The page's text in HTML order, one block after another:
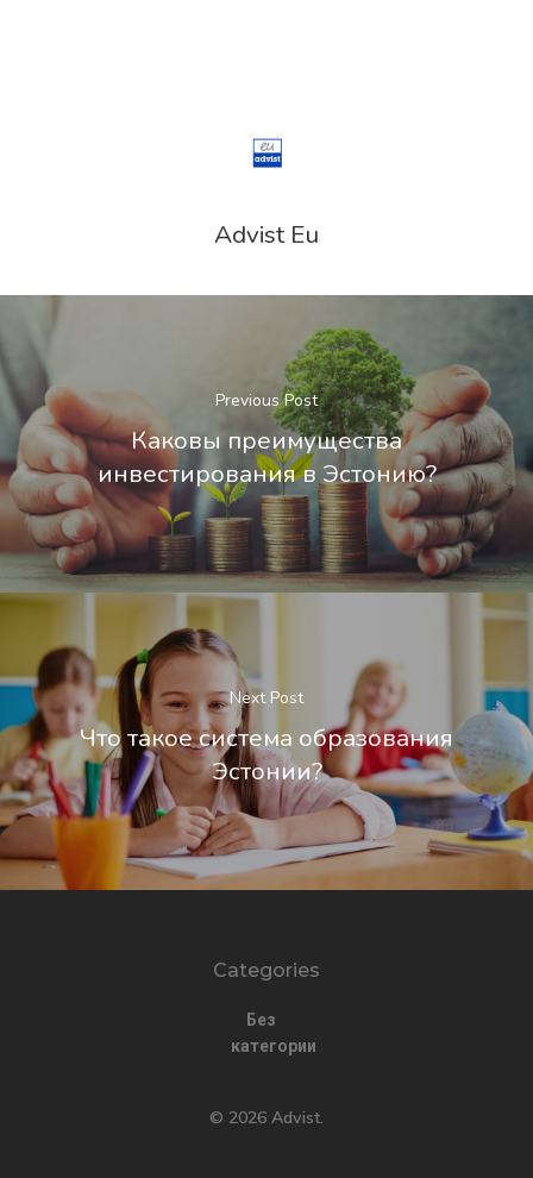
Advist Eu
Previous Post
Каковы преимущества
инвестирования в Эстонию?
Next Post
Что такое система образования
Эстонии?
Categories
Без
категории
© 2026 Advist.